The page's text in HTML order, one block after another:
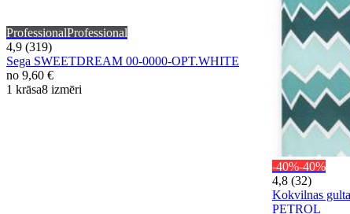
ProfessionalProfessional
4,9 (319)
Sega SWEETDREAM 00-0000-OPT.WHITE
no 9,60 €
1 krāsa8 izmēri
-40%-40%
4,8 (32)
Kokvilnas
PETROL